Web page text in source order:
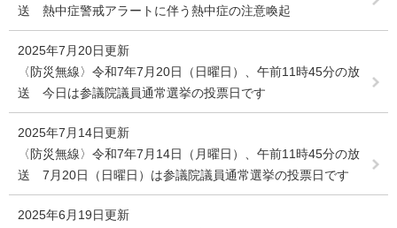
送 熱中症警戒アラートに伴う熱中症の注意喚起
2025年7月20日更新
〈防災無線〉令和7年7月20日（日曜日）、午前11時45分の放
送 今日は参議院議員通常選挙の投票日です
2025年7月14日更新
〈防災無線〉令和7年7月14日（月曜日）、午前11時45分の放
送 7月20日（日曜日）は参議院議員通常選挙の投票日です
2025年6月19日更新